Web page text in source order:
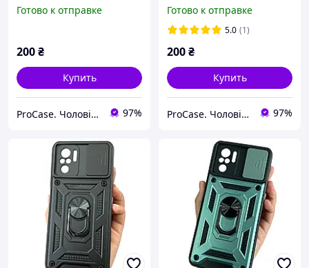
камеры красный
Готово к отправке
200₴
Купить
ProCase. Чоловічі чохли 97%
камеры синий
Готово к отправке
5.0 (1)
200₴
Купить
ProCase. Чоловічі чохли 97%